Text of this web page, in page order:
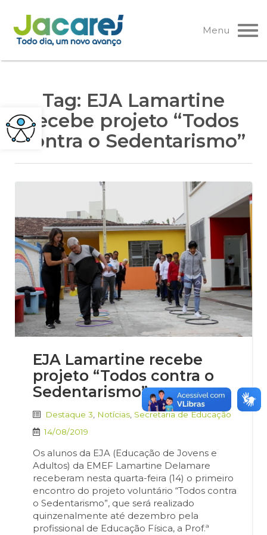
Pular
para
o
Menu
Tag: EJA Lamartine
recebe projeto “Todos
contra o Sedentarismo”
EJA Lamartine recebe
projeto “Todos contra o
Sedentarismo”
Destaque 3 Notícias Secretaria de Educação
14/08/2019
Os alunos da EJA (Educação de Jovens e
Adultos) da EMEF Lamartine Delamare
receberam nesta quarta-feira (14) o primeiro
encontro do projeto voluntário “Todos contra
o Sedentarismo”, que será realizado
quinzenalmente até dezembro pela
profissional de Educação Física, a Prof.ª